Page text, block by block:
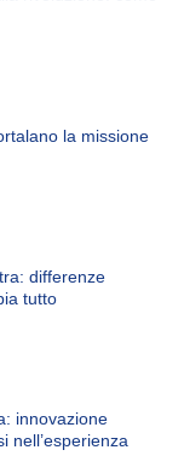
la missione
differenze
tutto
innovazione
nell’esperienza